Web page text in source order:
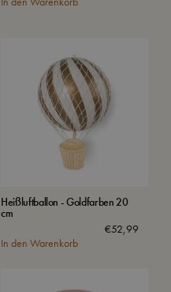
Heißluftballon - Goldfarben 20
cm
€52,99
In den Warenkorb